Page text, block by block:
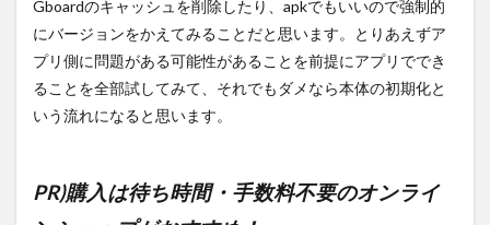
Gboardのキャッシュを削除したり、apkでもいいので強制的
にバージョンをかえてみることだと思います。とりあえずア
プリ側に問題がある可能性があることを前提にアプリででき
ることを全部試してみて、それでもダメなら本体の初期化と
いう流れになると思います。
PR)購入は待ち時間・手数料不要のオンライ